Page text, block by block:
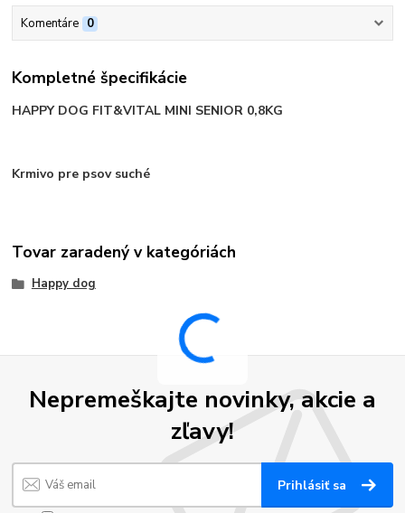
Komentáre 0
Kompletné špecifikácie
HAPPY DOG FIT&VITAL MINI SENIOR 0,8KG
Krmivo pre psov suché
Tovar zaradený v kategóriách
Happy dog
Nepremeškajte novinky, akcie a
zľavy!
Prihlásiť sa